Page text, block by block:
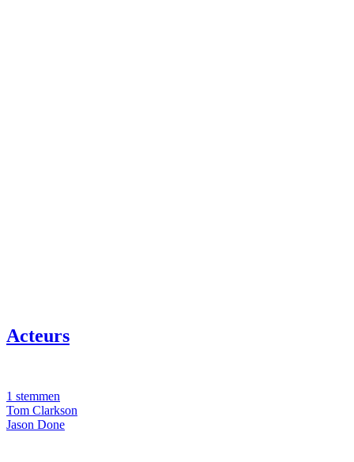
Acteurs
1 stemmen
Tom Clarkson
Jason Done